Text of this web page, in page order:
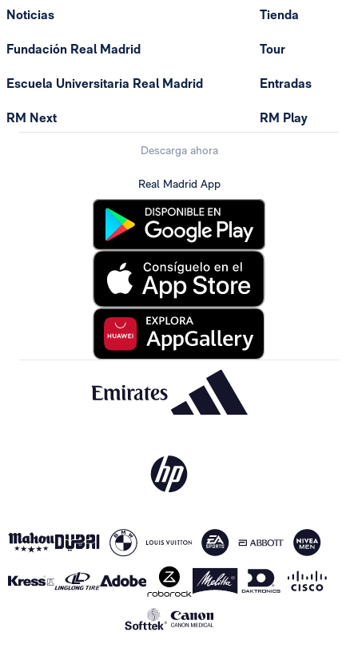
Noticias
Fundación Real Madrid
Escuela Universitaria Real Madrid
RM Next
Tienda
Tour
Entradas
RM Play
Descarga ahora
Real Madrid App